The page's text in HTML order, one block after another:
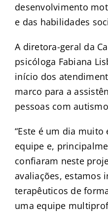
desenvolvimento
e das habilidades
A diretora-geral da
psicóloga Fabiana
início dos
marco para a
pessoas com
“Este é um dia
equipe e,
confiaram neste
avaliações, estamos
terapêuticos de
uma equipe